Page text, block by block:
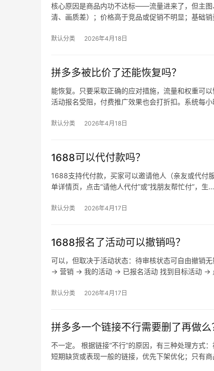
核心原因是商品内功不达标——流量进来了，但主图
清、画质差）；价格高于竞品或促销不明显；基础
默认分类 2026年4月18日
拼多多被比价了还能恢复吗？
能恢复。只要采取正确的应对措施，流量和权重可
活动报名受阻，付费推广效果也会打折扣。系统每
默认分类 2026年4月18日
1688可以代付款吗？
1688支持代付款，买家可以邀请他人（亲友或代
单详情页，点击“请他人代付”或“找朋友帮忙付”，生…
默认分类 2026年4月17日
1688报名了活动可以撤销吗？
可以，但取决于活动状态：待审核状态可自由撤销
→ 营销 → 我的活动 → 已报名活动 找到目标活动 →
默认分类 2026年4月17日
拼多多一个链接不行需要删了再做么
不一定。 根据链接“不行”的原因，有三种处理方式
短期缺货或表现一般的链接，优先下架优化；只有